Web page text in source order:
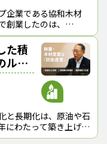
刊から32年目に
皆様の手となり足
をお届けしてまい
る
企業である協和木材
創業したのは、
素材生産業を営んで
た積
ルポ
と長期化は、原油や石
にわたって築き上げて
ろびをもたらしてい